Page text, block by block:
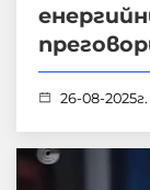
26-08-2025г.